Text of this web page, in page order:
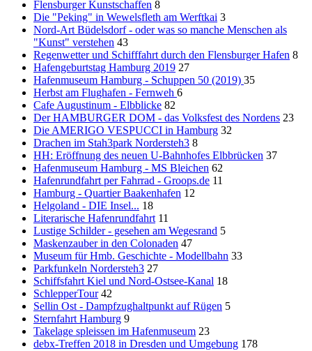
Flensburger Kunstschaffen 8
Die "Peking" in Wewelsfleth am Werftkai 3
Nord-Art Büdelsdorf - oder was so manche Menschen als
"Kunst" verstehen 43
Regenwetter und Schifffahrt durch den Flensburger Hafen 8
Hafengeburtstag Hamburg 2019 27
Hafenmuseum Hamburg - Schuppen 50 (2019) 35
Herbst am Flughafen - Fernweh 6
Cafe Augustinum - Elbblicke 82
Der HAMBURGER DOM - das Volksfest des Nordens 23
Die AMERIGO VESPUCCI in Hamburg 32
Drachen im Stah3park Nordersteh3 8
HH: Eröffnung des neuen U-Bahnhofes Elbbrücken 37
Hafenmuseum Hamburg - MS Bleichen 62
Hafenrundfahrt per Fahrrad - Groops.de 11
Hamburg - Quartier Baakenhafen 12
Helgoland - DIE Insel... 18
Literarische Hafenrundfahrt 11
Lustige Schilder - gesehen am Wegesrand 5
Maskenzauber in den Colonaden 47
Museum für Hmb. Geschichte - Modellbahn 33
Parkfunkeln Nordersteh3 27
Schiffsfahrt Kiel und Nord-Ostsee-Kanal 18
SchlepperTour 42
Sellin Ost - Dampfzughaltpunkt auf Rügen 5
Sternfahrt Hamburg 9
Takelage spleissen im Hafenmuseum 23
debx-Treffen 2018 in Dresden und Umgebung 178